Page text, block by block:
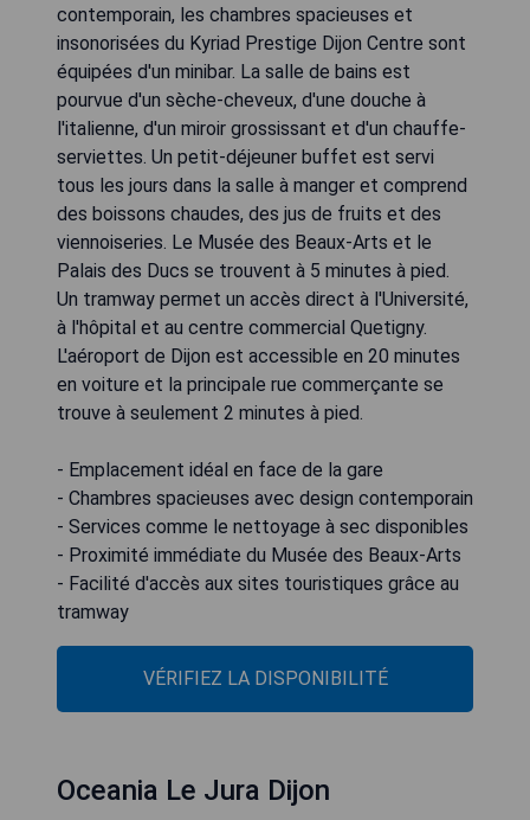
contemporain, les chambres spacieuses et
insonorisées du Kyriad Prestige Dijon Centre sont
équipées d'un minibar. La salle de bains est
pourvue d'un sèche-cheveux, d'une douche à
l'italienne, d'un miroir grossissant et d'un chauffe-
serviettes. Un petit-déjeuner buffet est servi
tous les jours dans la salle à manger et comprend
des boissons chaudes, des jus de fruits et des
viennoiseries. Le Musée des Beaux-Arts et le
Palais des Ducs se trouvent à 5 minutes à pied.
Un tramway permet un accès direct à l'Université,
à l'hôpital et au centre commercial Quetigny.
L'aéroport de Dijon est accessible en 20 minutes
en voiture et la principale rue commerçante se
trouve à seulement 2 minutes à pied.
- Emplacement idéal en face de la gare
- Chambres spacieuses avec design contemporain
- Services comme le nettoyage à sec disponibles
- Proximité immédiate du Musée des Beaux-Arts
- Facilité d'accès aux sites touristiques grâce au
tramway
VÉRIFIEZ LA DISPONIBILITÉ
Oceania Le Jura Dijon